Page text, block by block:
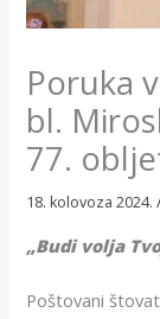
Poruka
bl.
77.
18. kolovoza 2024.
„Budi volja
Poštovani